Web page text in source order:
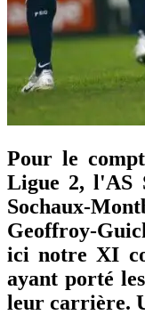
Pour le
Ligue 2, l'AS
Sochaux-
Geoffroy-
ici notre XI
ayant porté
leur carrière.